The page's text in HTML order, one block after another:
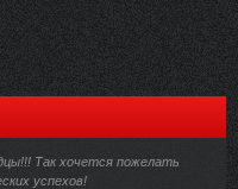
Так хочется пожелать
успехов!